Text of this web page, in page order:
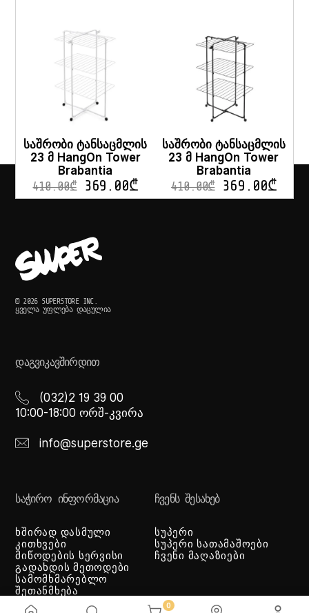
საშრობი ტანსაცმლის
23 მ HangOn Tower
Brabantia
410.00₾ 369.00₾
საშრობი ტანსაცმლის
23 მ HangOn Tower
Brabantia
410.00₾ 369.00₾
© 2026 SUPERSTORE INC.
ᲧᲕᲔᲚᲐ ᲣᲤᲚᲔᲑᲐ ᲓᲐᲪᲣᲚᲘᲐ
ᲓᲐᲒᲕᲘᲙᲐᲕᲨᲘᲠᲓᲘᲗ
(032)2 19 39 00
10:00-18:00 ორშ-კვირა
info@superstore.ge
ᲡᲐᲭᲘᲠᲝ ᲘᲜᲤᲝᲠᲛᲐᲪᲘᲐ
ხშირად დასმული
კითხვები
მიწოდების სერვისი
გადახდის მეთოდები
სამომხმარებლო
შეთანმხება
კონფიდენციალურობის
ᲩᲕᲔᲜᲡ ᲨᲔᲡᲐᲮᲔᲑ
სუპერი
სუპერი სათამაშოები
ჩვენი მაღაზიები
0